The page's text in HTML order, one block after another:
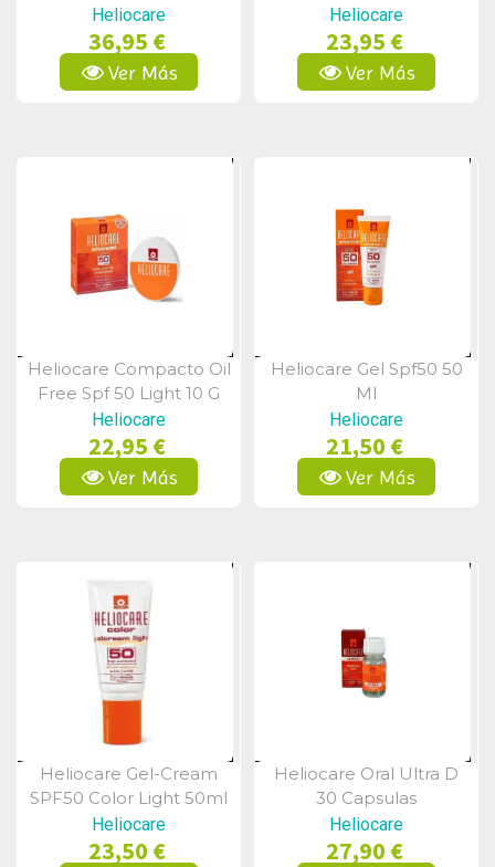
Heliocare
36,95 €
Ver Más
Heliocare
23,95 €
Ver Más
Vista Rápida
Heliocare Compacto Oil
Free Spf 50 Light 10 G
Heliocare
22,95 €
Ver Más
Vista Rápida
Heliocare Gel Spf50 50
Ml
Heliocare
21,50 €
Ver Más
Vista Rápida
Heliocare Gel-Cream
SPF50 Color Light 50ml
Heliocare
23,50 €
Vista Rápida
Heliocare Oral Ultra D
30 Capsulas
Heliocare
27,90 €